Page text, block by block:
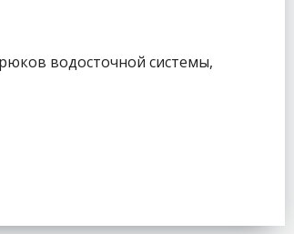
водосточной системы,